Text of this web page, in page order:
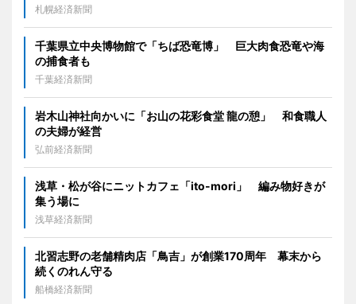
札幌経済新聞
千葉県立中央博物館で「ちば恐竜博」 巨大肉食恐竜や海
の捕食者も
千葉経済新聞
岩木山神社向かいに「お山の花彩食堂 龍の憩」 和食職人
の夫婦が経営
弘前経済新聞
浅草・松が谷にニットカフェ「ito-mori」 編み物好きが
集う場に
浅草経済新聞
北習志野の老舗精肉店「鳥吉」が創業170周年 幕末から
続くのれん守る
船橋経済新聞